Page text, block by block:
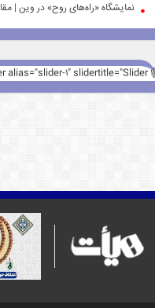
نمایشگاه «راه‌های روح» در وین |
[rev_slider alias="slider-1" slidertitle="Slider 1"][/rev_slider]